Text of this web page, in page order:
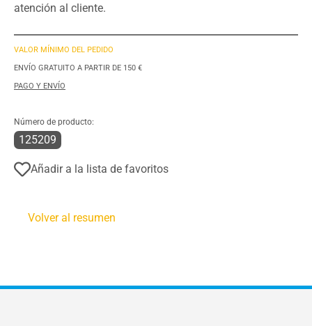
atención al cliente.
VALOR MÍNIMO DEL PEDIDO
ENVÍO GRATUITO A PARTIR DE 150 €
PAGO Y ENVÍO
Número de producto:
125209
Añadir a la lista de favoritos
Volver al resumen